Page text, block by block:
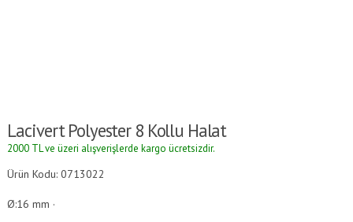
Lacivert Polyester 8 Kollu Halat
2000 TL ve üzeri alışverişlerde kargo ücretsizdir.
Ürün Kodu: 0713022
Ø:16 mm ·